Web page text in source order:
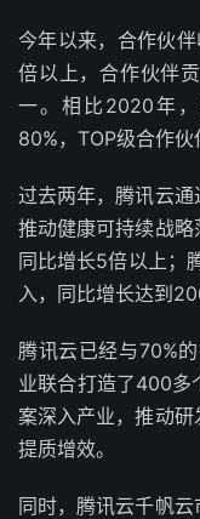
今年以来，合作伙
倍以上，合作伙伴
一。相比2020年
80%，TOP级合作伙
过去两年，腾讯云通
推动健康可持续战
同比增长5倍以上；
入，同比增长达到
腾讯云已经与70%
业联合打造了400多
案深入产业，推动
提质增效。
同时，腾讯云千帆